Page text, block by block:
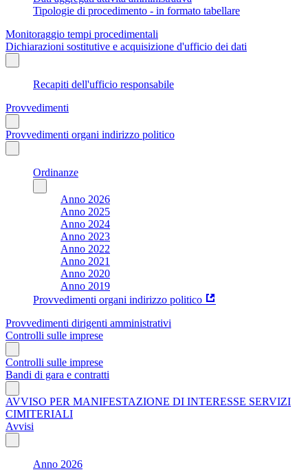
Tipologie di procedimento - in formato tabellare
Monitoraggio tempi procedimentali
Dichiarazioni sostitutive e acquisizione d'ufficio dei dati
Recapiti dell'ufficio responsabile
Provvedimenti
Provvedimenti organi indirizzo politico
Ordinanze
Anno 2026
Anno 2025
Anno 2024
Anno 2023
Anno 2022
Anno 2021
Anno 2020
Anno 2019
Provvedimenti organi indirizzo politico
Provvedimenti dirigenti amministrativi
Controlli sulle imprese
Controlli sulle imprese
Bandi di gara e contratti
AVVISO PER MANIFESTAZIONE DI INTERESSE SERVIZI
CIMITERIALI
Avvisi
Anno 2026